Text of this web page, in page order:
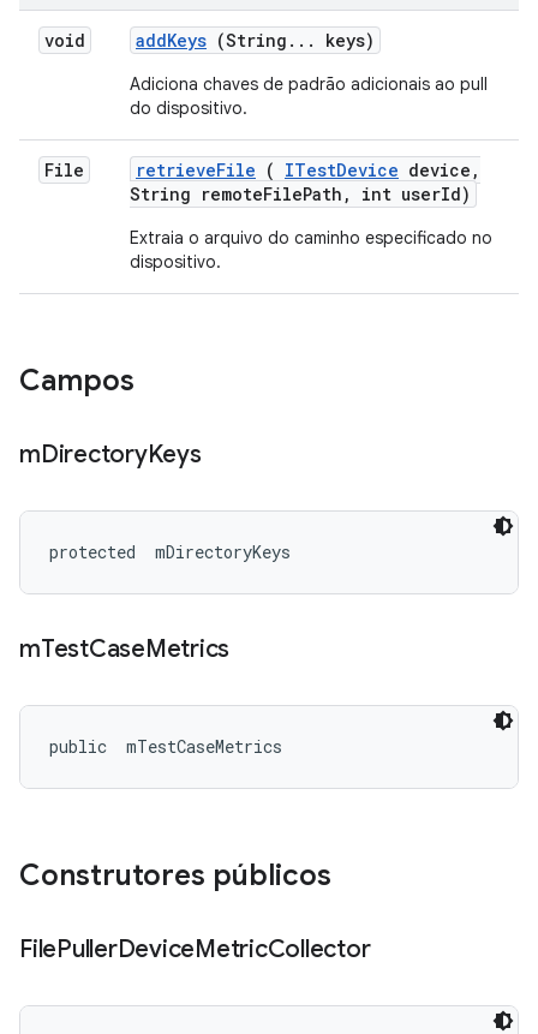
void addKeys (String . . . keys)
Adiciona chaves de padrão adicionais ao pull
do dispositivo.
File retrieveFile ( ITestDevice device ,
String remoteFilePath , int userId)
Extraia o arquivo do caminho especificado no
dispositivo.
Campos
mDirectoryKeys
protected mDirectoryKeys
mTestCaseMetrics
public mTestCaseMetrics
Construtores públicos
FilePullerDeviceMetricCollector